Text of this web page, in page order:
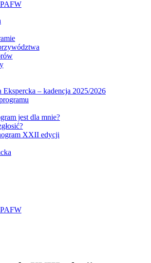
Ekspercka – kadencja 2025/2026
jest dla mnie?
XXII edycji